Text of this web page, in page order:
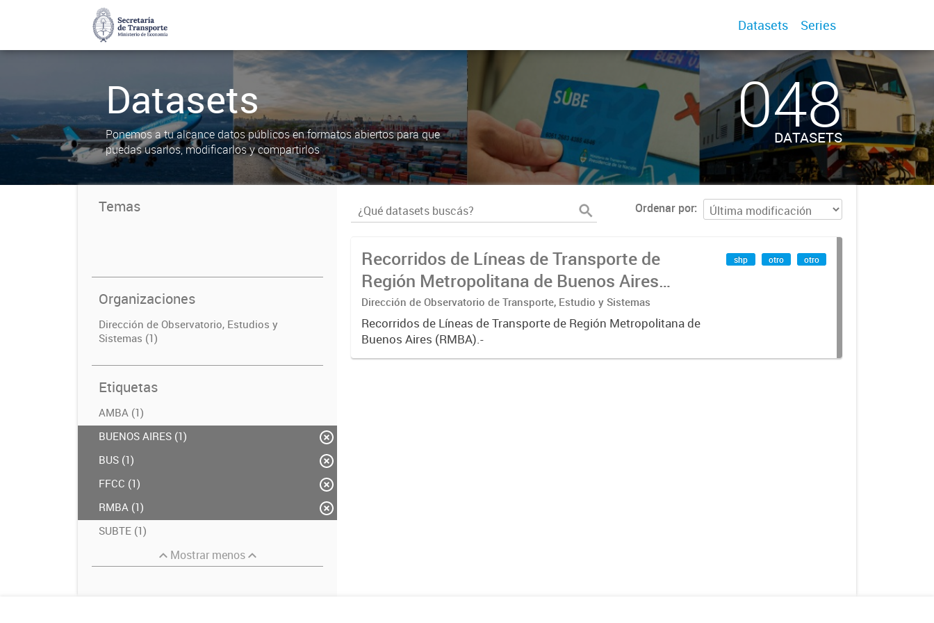
Datasets Series
Datasets
Ponemos a tu alcance datos públicos en formatos abiertos para que
puedas usarlos, modificarlos y compartirlos
048
DATASETS
Temas
Organizaciones
Dirección de Observatorio, Estudios y
Sistemas (1)
Etiquetas
AMBA (1)
BUENOS AIRES (1)
BUS (1)
FFCC (1)
RMBA (1)
SUBTE (1)
Mostrar menos
Ordenar por
Recorridos de Líneas de Transporte de
Región Metropolitana de Buenos Aires
(RMBA)
Dirección de Observatorio de Transporte, Estudio y Sistemas
Recorridos de Líneas de Transporte de Región Metropolitana de
Buenos Aires (RMBA).-
shp otro otro